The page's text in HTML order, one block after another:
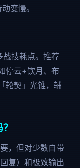
变慢。
战技耗点。推荐
停云+饮月、布
轮契」光锥，辅
，但对少数自带
复）和极致输出